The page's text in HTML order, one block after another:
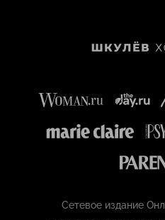
Сетевое издание